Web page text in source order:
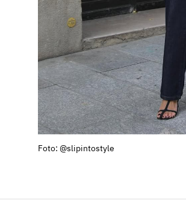
Foto: @slipintostyle